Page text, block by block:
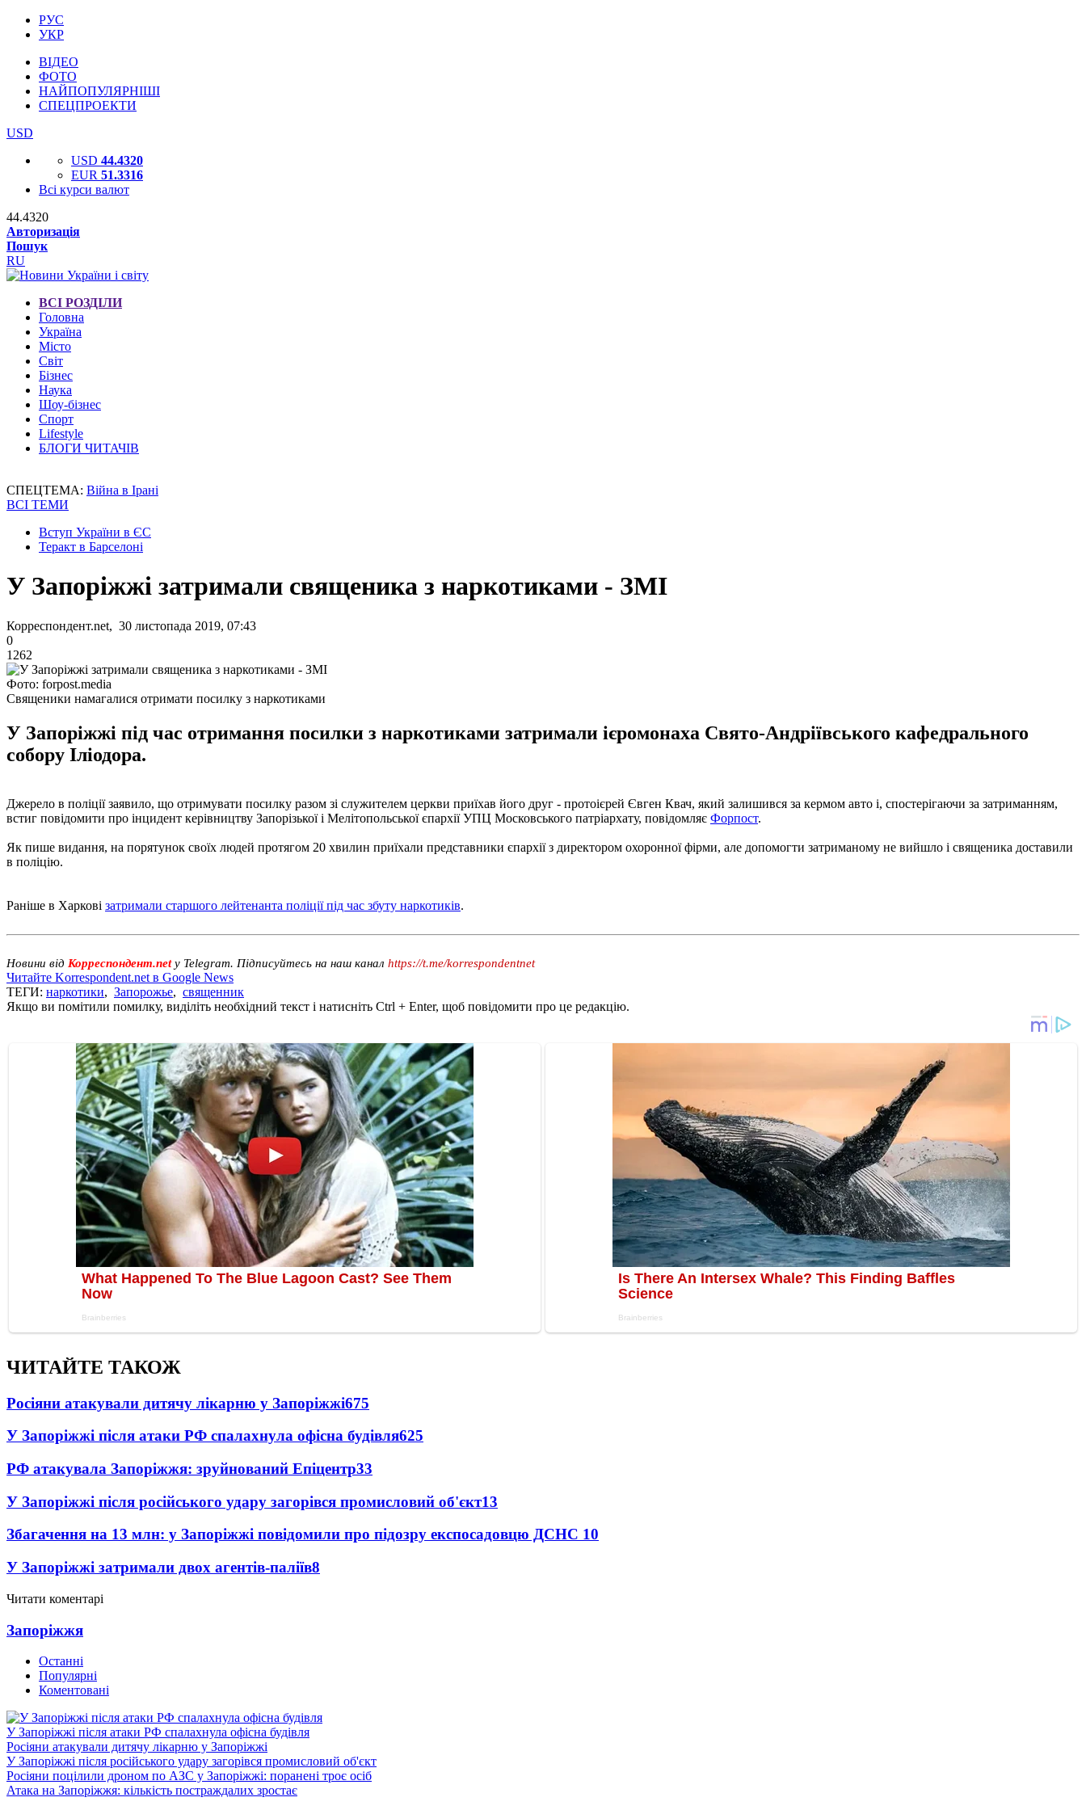
РУС
УКР
ВІДЕО
ФОТО
НАЙПОПУЛЯРНІШІ
СПЕЦПРОЕКТИ
USD
USD 44.4320
EUR 51.3316
Всі курси валют
44.4320
Авторизація
Пошук
RU
ВСІ РОЗДІЛИ
Головна
Україна
Місто
Світ
Бізнес
Наука
Шоу-бізнес
Спорт
Lifestyle
БЛОГИ ЧИТАЧІВ
СПЕЦТЕМА: Війна в Ірані
ВСІ ТЕМИ
Вступ України в ЄС
Теракт в Барселоні
У Запоріжжі затримали священика з наркотиками - ЗМІ
Корреспондент.net, 30 листопада 2019, 07:43
0
1262
Фото: forpost.media
Священики намагалися отримати посилку з наркотиками
У Запоріжжі під час отримання посилки з наркотиками затримали ієромонаха Свято-Андріївського кафедрального
собору Іліодора.
Джерело в поліції заявило, що отримувати посилку разом зі служителем церкви приїхав його друг - протоієрей Євген Квач, який залишився за кермом авто і, спостерігаючи за затриманням,
встиг повідомити про інцидент керівництву Запорізької і Мелітопольської єпархії УПЦ Московського патріархату, повідомляє Форпост.
Як пише видання, на порятунок своїх людей протягом 20 хвилин приїхали представники єпархії з директором охоронної фірми, але допомогти затриманому не вийшло і священика доставили
в поліцію.
Раніше в Харкові затримали старшого лейтенанта поліції під час збуту наркотиків.
Новини від Корреспондент.netу Telegram. Підписуйтесь на наш канал https://t.me/korrespondentnet
Читайте Korrespondent.net в Google News
ТЕГИ: наркотики, Запорожье, священник
Якщо ви помітили помилку, виділіть необхідний текст і натисніть Ctrl + Enter, щоб повідомити про це редакцію.
ЧИТАЙТЕ ТАКОЖ
Росіяни атакували дитячу лікарню у Запоріжжі675
У Запоріжжі після атаки РФ спалахнула офісна будівля625
РФ атакувала Запоріжжя: зруйнований Епіцентр33
У Запоріжжі після російського удару загорівся промисловий об'єкт13
Збагачення на 13 млн: у Запоріжжі повідомили про підозру експосадовцю ДСНС 10
У Запоріжжі затримали двох агентів-паліїв8
Читати коментарі
Запоріжжя
Останні
Популярні
Коментовані
У Запоріжжі після атаки РФ спалахнула офісна будівля
Росіяни атакували дитячу лікарню у Запоріжжі
У Запоріжжі після російського удару загорівся промисловий об'єкт
Росіяни поцілили дроном по АЗС у Запоріжжі: поранені троє осіб
Атака на Запоріжжя: кількість постраждалих зростає